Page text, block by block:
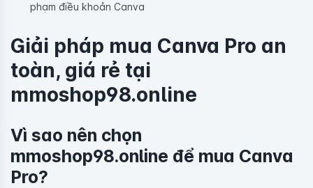
phạm điều khoản Canva
Giải pháp mua Canva Pro an
toàn, giá rẻ tại
mmoshop98.online
Vì sao nên chọn
mmoshop98.online để mua Canva
Pro?